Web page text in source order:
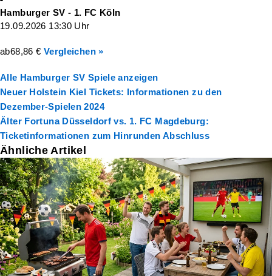
Hamburger SV - 1. FC Köln
19.09.2026 13:30 Uhr
ab68,86 € Vergleichen »
Alle Hamburger SV Spiele anzeigen
Neuer Holstein Kiel Tickets: Informationen zu den
Dezember-Spielen 2024
Älter Fortuna Düsseldorf vs. 1. FC Magdeburg:
Ticketinformationen zum Hinrunden Abschluss
Ähnliche Artikel